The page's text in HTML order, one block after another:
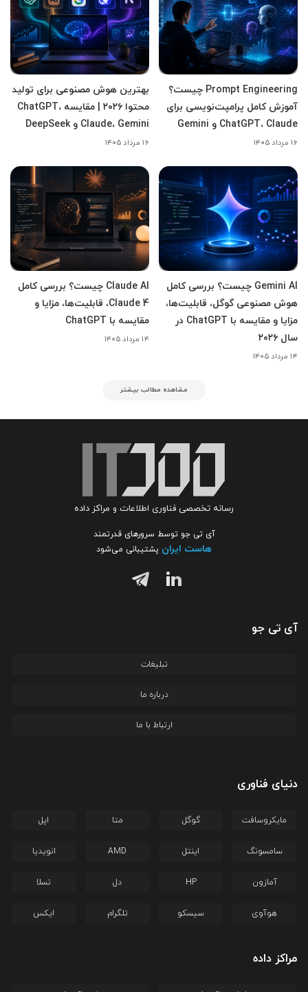
Prompt Engineering چیست؟
آموزش کامل پرامپت‌نویسی برای
ChatGPT، Claude و Gemini
۱۶ مرداد ۱۴۰۵
بهترین هوش مصنوعی برای تولید
محتوا ۲۰۲۶ | مقایسه ChatGPT،
Claude، Gemini و DeepSeek
۱۶ مرداد ۱۴۰۵
Gemini AI چیست؟ بررسی کامل
هوش مصنوعی گوگل، قابلیت‌ها،
مزایا و مقایسه با ChatGPT در
سال ۲۰۲۶
۱۴ مرداد ۱۴۰۵
Claude AI چیست؟ بررسی کامل
Claude 4، قابلیت‌ها، مزایا و
مقایسه با ChatGPT
۱۴ مرداد ۱۴۰۵
مشاهده مطالب بیشتر
رسانه تخصصی فناوری اطلاعات و مراکز داده
آی تی جو توسط سرورهای قدرتمند
هاست ایران پشتیبانی می‌شود
آی تی جو
تبلیغات
درباره ما
ارتباط با ما
دنیای فناوری
مایکروسافت گوگل متا اپل
سامسونگ اینتل AMD انویدیا
آمازون HP دل تسلا
هوآوی سیسکو تلگرام ایکس
مراکز داده